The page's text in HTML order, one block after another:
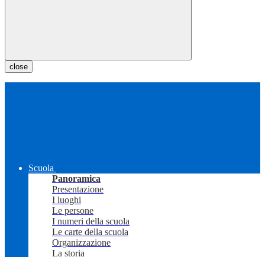
close
Scuola
Panoramica
Presentazione
I luoghi
Le persone
I numeri della scuola
Le carte della scuola
Organizzazione
La storia